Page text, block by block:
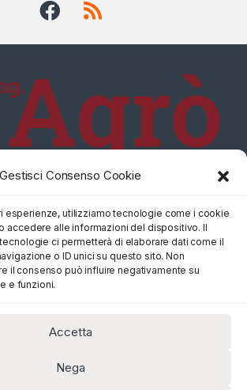
Gestisci Consenso Cookie
esperienze, utilizziamo tecnologie come i cookie
accedere alle informazioni del dispositivo. Il
ci permetterà di elaborare dati come il
o ID unici su questo sito. Non
il consenso può influire negativamente su
e funzioni.
Accetta
Nega